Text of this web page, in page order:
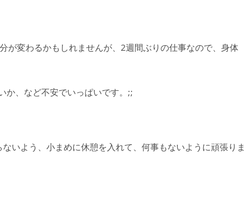
が変わるかもしれませんが、2週間ぶりの仕事なので、身体
か、など不安でいっぱいです。;;
いよう、小まめに休憩を入れて、何事もないように頑張りま